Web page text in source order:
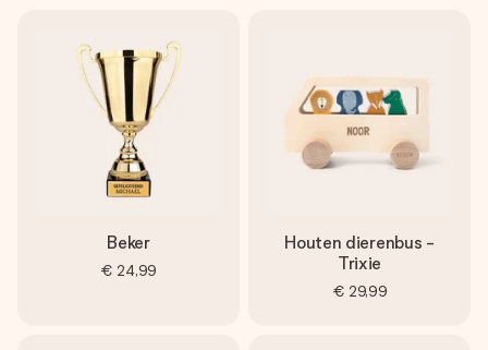
Beker
€ 24,99
Houten dierenbus -
Trixie
€ 29,99